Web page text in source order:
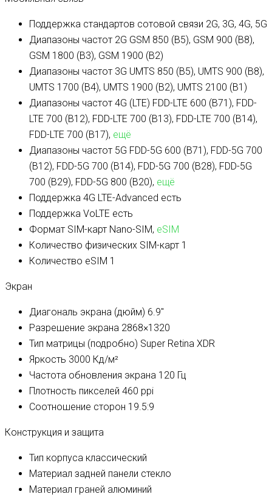
Поддержка стандартов сотовой связи 2G, 3G, 4G, 5G
Диапазоны частот 2G GSM 850 (B5), GSM 900 (B8),
GSM 1800 (B3), GSM 1900 (B2)
Диапазоны частот 3G UMTS 850 (B5), UMTS 900 (B8),
UMTS 1700 (B4), UMTS 1900 (B2), UMTS 2100 (B1)
Диапазоны частот 4G (LTE) FDD-LTE 600 (B71), FDD-
LTE 700 (B12), FDD-LTE 700 (B13), FDD-LTE 700 (B14),
FDD-LTE 700 (B17), ещё
Диапазоны частот 5G FDD-5G 600 (B71), FDD-5G 700
(B12), FDD-5G 700 (B14), FDD-5G 700 (B28), FDD-5G
700 (B29), FDD-5G 800 (B20), ещё
Поддержка 4G LTE-Advanced есть
Поддержка VoLTE есть
Формат SIM-карт Nano-SIM, eSIM
Количество физических SIM-карт 1
Количество eSIM 1
Экран
Диагональ экрана (дюйм) 6.9″
Разрешение экрана 2868×1320
Тип матрицы (подробно) Super Retina XDR
Яркость 3000 Кд/м²
Частота обновления экрана 120 Гц
Плотность пикселей 460 ppi
Соотношение сторон 19.5:9
Конструкция и защита
Тип корпуса классический
Материал задней панели стекло
Материал граней алюминий